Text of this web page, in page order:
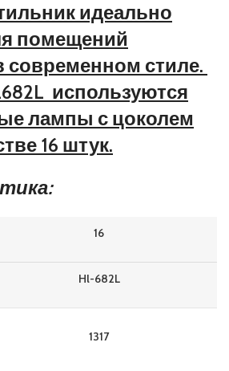
идеально
помещений
современном стиле.
используются
лампы с цоколем
16 штук.
16
Hl-682L
1317